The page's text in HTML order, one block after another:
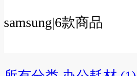
samsung|6款商品